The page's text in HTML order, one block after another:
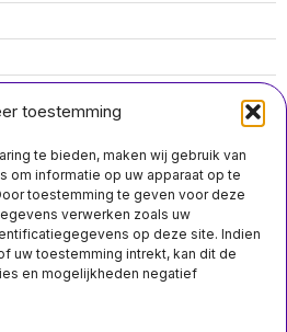
toestemming
te bieden, maken wij gebruik van
om informatie op uw apparaat op te
toestemming te geven voor deze
verwerken zoals uw
op deze site. Indien
uw toestemming intrekt, kan dit de
en mogelijkheden negatief